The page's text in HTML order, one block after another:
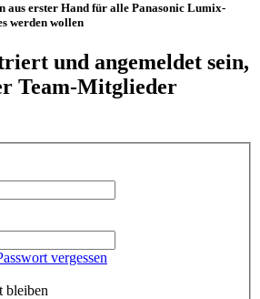
aus erster Hand für alle Panasonic Lumix-
werden wollen
und angemeldet sein,
Team-Mitglieder
vergessen
bleiben